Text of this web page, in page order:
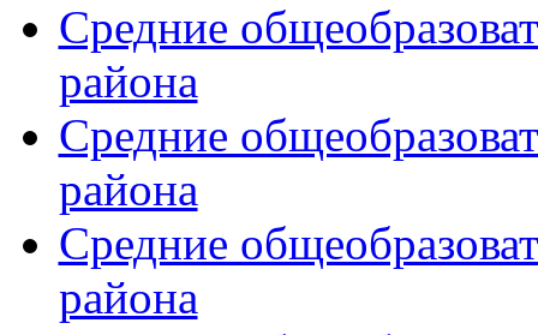
Средние
района
Средние
района
Средние
района